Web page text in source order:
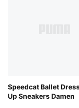
Speedcat Ballet
Up Sneakers Damen